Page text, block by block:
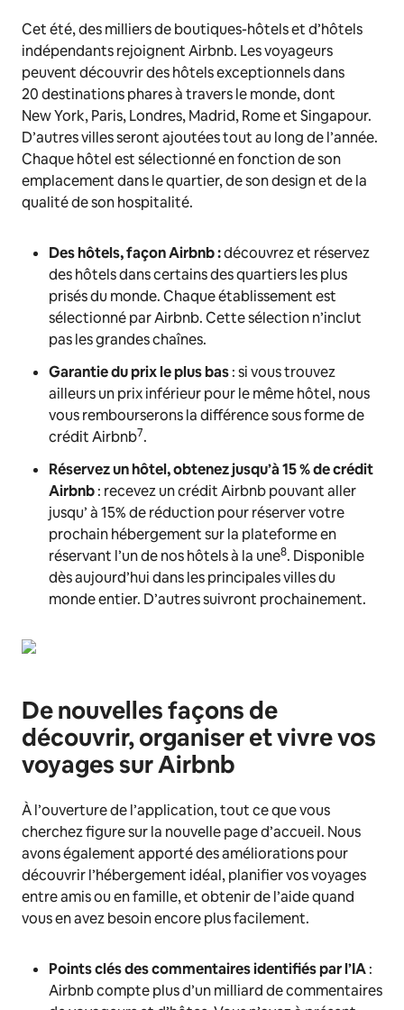
Cet été, des milliers de boutiques-hôtels et d’hôtels
indépendants rejoignent Airbnb. Les voyageurs
peuvent découvrir des hôtels exceptionnels dans
20 destinations phares à travers le monde, dont
New York, Paris, Londres, Madrid, Rome et Singapour.
D’autres villes seront ajoutées tout au long de l’année.
Chaque hôtel est sélectionné en fonction de son
emplacement dans le quartier, de son design et de la
qualité de son hospitalité.
Des hôtels, façon Airbnb :découvrez et réservez
des hôtels dans certains des quartiers les plus
prisés du monde. Chaque établissement est
sélectionné par Airbnb. Cette sélection n’inclut
pas les grandes chaînes.
Garantie du prix le plus bas: si vous trouvez
ailleurs un prix inférieur pour le même hôtel, nous
vous rembourserons la différence sous forme de
crédit Airbnb7.
Réservez un hôtel, obtenez jusqu’à 15 % de crédit
Airbnb: recevez un crédit Airbnb pouvant aller
jusqu’ à 15% de réduction pour réserver votre
prochain hébergement sur la plateforme en
réservant l’un de nos hôtels à la une8. Disponible
dès aujourd’hui dans les principales villes du
monde entier. D’autres suivront prochainement.
De nouvelles façons de
découvrir, organiser et vivre vos
voyages sur Airbnb
À l’ouverture de l’application, tout ce que vous
cherchez figure sur la nouvelle page d’accueil. Nous
avons également apporté des améliorations pour
découvrir l’hébergement idéal, planifier vos voyages
entre amis ou en famille, et obtenir de l’aide quand
vous en avez besoin encore plus facilement.
Points clés des commentaires identifiés par l’IA:
Airbnb compte plus d’un milliard de commentaires